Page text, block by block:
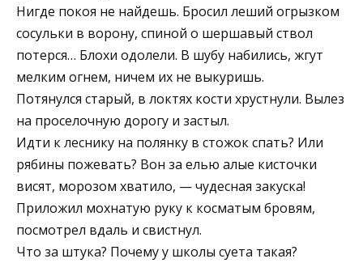
Нигде покоя не найдешь. Бросил леший огрызком
сосульки в ворону, спиной о шершавый ствол
потерся… Блохи одолели. В шубу набились, жгут
мелким огнем, ничем их не выкуришь.
Потянулся старый, в локтях кости хрустнули. Вылез
на проселочную дорогу и застыл.
Идти к леснику на полянку в стожок спать? Или
рябины пожевать? Вон за елью алые кисточки
висят, морозом хватило, — чудесная закуска!
Приложил мохнатую руку к косматым бровям,
посмотрел вдаль и свистнул.
Что за штука? Почему у школы суета такая?